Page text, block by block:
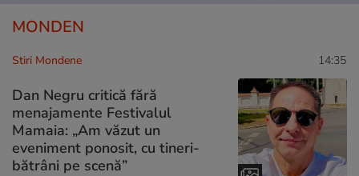
MONDEN
Stiri Mondene 14:35
Dan Negru critică fără
menajamente Festivalul
Mamaia: „Am văzut un
eveniment ponosit, cu tineri-
bătrâni pe scenă”